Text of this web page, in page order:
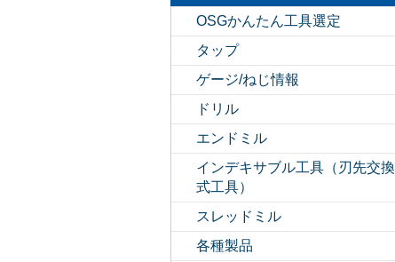
OSGかんたん工具選定
タップ
ゲージ/ねじ情報
ドリル
エンドミル
インデキサブル工具（刃先交換
式工具）
スレッドミル
各種製品